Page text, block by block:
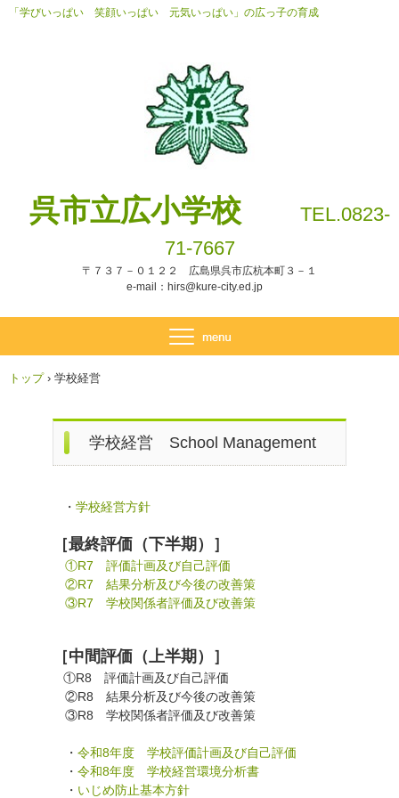
「学びいっぱい 笑顔いっぱい 元気いっぱい」の広っ子の育成
呉市立広小学校TEL.0823-
71-7667
〒７３７－０１２２ 広島県呉市広杭本町３－１
e-mail：hirs@kure-city.ed.jp
トップ › 学校経営
学校経営 School Management
・ 学校経営方針
［最終評価（下半期）］
①R7 評価計画及び自己評価
②R7 結果分析及び今後の改善策
③R7 学校関係者評価及び改善策
［中間評価（上半期）］
①R8 評価計画及び自己評価
②R8 結果分析及び今後の改善策
③R8 学校関係者評価及び改善策
・ 令和8年度 学校評価計画及び自己評価
・ 令和8年度 学校経営環境分析書
・ いじめ防止基本方針